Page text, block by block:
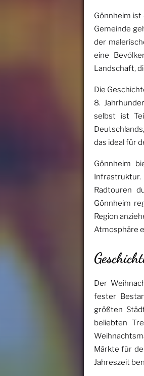
Gönnheim ist
Gemeinde
der
eine
Landschaft,
Die
8.
selbst ist
das ideal für
Gönnheim
Radtouren
Gönnheim
Region
Atmosphäre
Der
fester
größten
beliebten
Märkte für
Jahreszeit